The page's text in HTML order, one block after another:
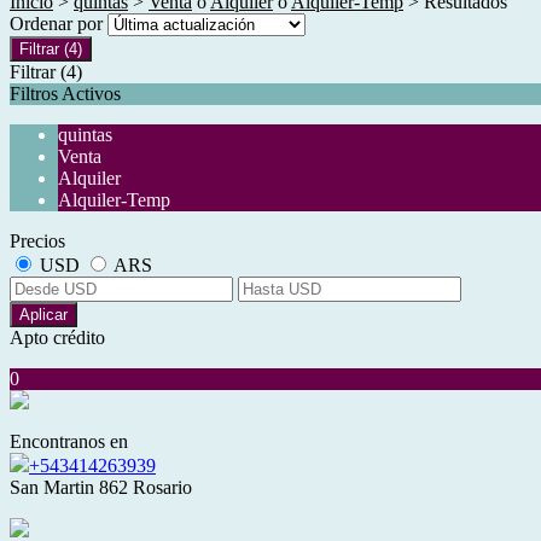
Ordenar por
Filtrar (4)
Filtrar (4)
Filtros Activos
quintas
Venta
Alquiler
Alquiler-Temp
Precios
USD
ARS
Aplicar
Apto crédito
0
Encontranos en
+543414263939
San Martin 862 Rosario